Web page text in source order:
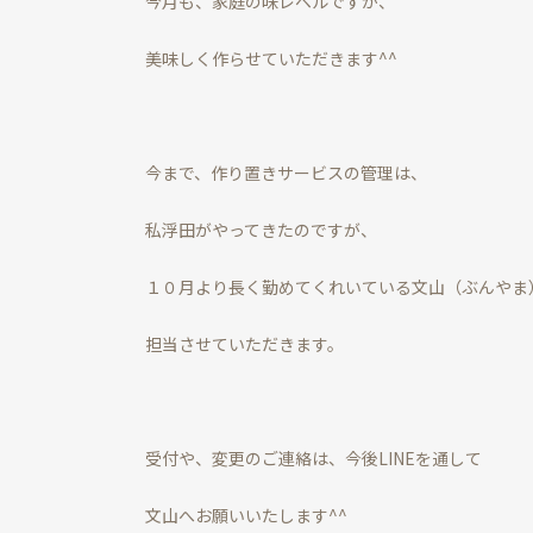
美味しく作らせていただきます^^
今まで、作り置きサービスの管理は、
私浮田がやってきたのですが、
１０月より長く勤めてくれいている文山（ぶんやま
担当させていただきます。
受付や、変更のご連絡は、今後LINEを通して
文山へお願いいたします^^